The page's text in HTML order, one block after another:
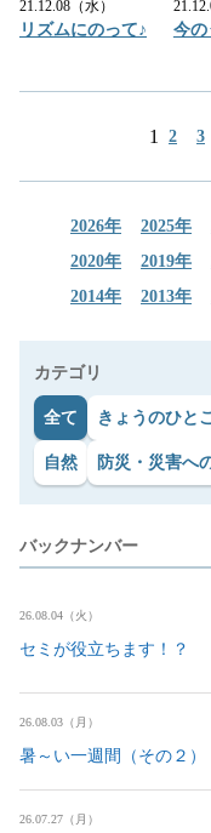
21.12.08（水）
リズムにのって♪ 今の
1 2 3
2026年 2025年
2020年
2019年
2014年
2013年
カテゴリ
全て きょうのひと
自然 防災・災害へ
バックナンバー
26.08.04（火）
セミが役立ちます！？
26.08.03（月）
暑～い一週間（その２）
26.07.27（月）